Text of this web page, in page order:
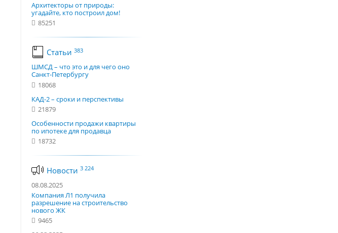
Архитекторы от природы:
угадайте, кто построил дом!
85251
Статьи 383
ШМСД – что это и для чего оно
Санкт-Петербургу
18068
КАД-2 – сроки и перспективы
21879
Особенности продажи квартиры
по ипотеке для продавца
18732
Новости 3 224
08.08.2025
Компания Л1 получила
разрешение на строительство
нового ЖК
9465